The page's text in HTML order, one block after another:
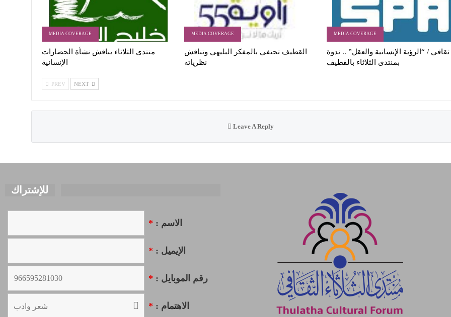
MEDIA COVERAGE
منتدى الثلاثاء يناقش نشأة الحضارات
الإنسانية
MEDIA COVERAGE
القطيف تحتفي بالمفكر البليهي وتناقش
نظرياته
MEDIA COVERAGE
ثقافي / “الرؤية الإنسانية والعقل” .. ندوة
بمنتدى الثلاثاء بالقطيف
PREV NEXT
Leave A Reply
للإشتراك
الاسم : *
الإيميل : *
رقم الموبايل : *
الاهتمام : *